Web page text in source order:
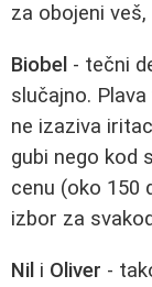
za obojeni
Biobel - tečni
slučajno.
ne izaziva
gubi nego kod
cenu (oko 150
izbor za
Nil i Oliver -